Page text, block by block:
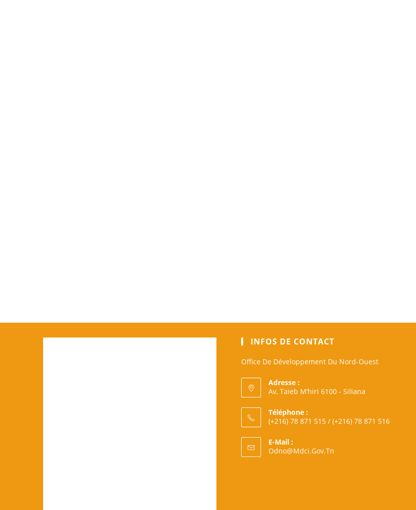
INFOS DE CONTACT
Office De Développement Du Nord-Ouest
Adresse :
Av, Taïeb M’hiri 6100 - Siliana
Téléphone :
(+216) 78 871 515 / (+216) 78 871 516
E-Mail :
Odno@mdci.gov.tnS’ouvre